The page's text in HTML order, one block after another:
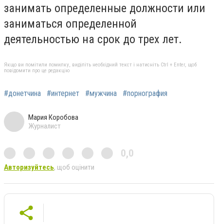
занимать определенные должности или
заниматься определенной
деятельностью на срок до трех лет.
Якщо ви помітили помилку, виділіть необхідний текст і натисніть Ctrl + Enter, щоб
повідомити про це редакцію
#донетчина #интернет #мужчина #порнография
Мария Коробова
Журналист
0,0
Авторизуйтесь, щоб оцінити